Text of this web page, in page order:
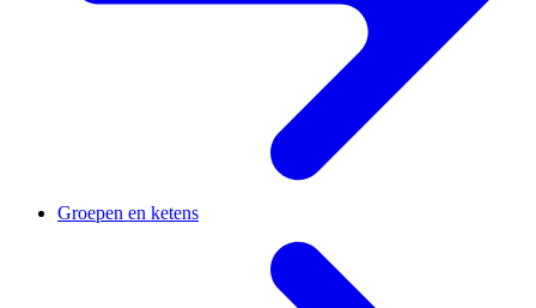
Groepen en ketens